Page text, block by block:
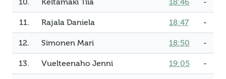
10. Keltamäki Tiia 18:46 -
11. Rajala Daniela 18:47 -
12. Simonen Mari 18:50 -
13. Vuelteenaho Jenni 19:05 -